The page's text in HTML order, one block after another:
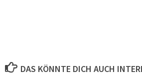
DAS KÖNNTE DICH AUCH